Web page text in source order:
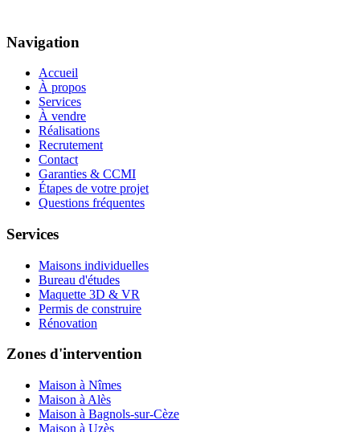
Navigation
Accueil
À propos
Services
À vendre
Réalisations
Recrutement
Contact
Garanties & CCMI
Étapes de votre projet
Questions fréquentes
Services
Maisons individuelles
Bureau d'études
Maquette 3D & VR
Permis de construire
Rénovation
Zones d'intervention
Maison à Nîmes
Maison à Alès
Maison à Bagnols-sur-Cèze
Maison à Uzès